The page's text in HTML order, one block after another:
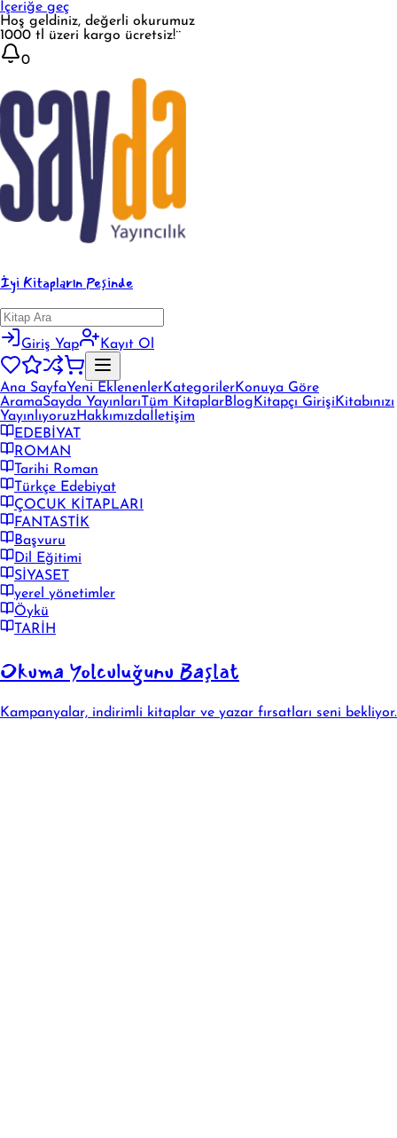
İçeriğe geç
Hoş geldiniz, değerli okurumuz
1000 tl üzeri kargo ücretsiz!¨
0
İyi Kitapların Peşinde
Giriş Yap Kayıt Ol
Ana SayfaYeni EklenenlerKategorilerKonuya Göre
AramaSayda Yayınları Tüm KitaplarBlog Kitapçı Girişi Kitabınızı
YayınlıyoruzHakkımızda İletişim
EDEBİYAT
ROMAN
Tarihi Roman
Türkçe Edebiyat
ÇOCUK KİTAPLARI
FANTASTİK
Başvuru
Dil Eğitimi
SİYASET
yerel yönetimler
Öykü
TARİH
Okuma Yolculuğunu Başlat
Kampanyalar, indirimli kitaplar ve yazar fırsatları seni bekliyor.